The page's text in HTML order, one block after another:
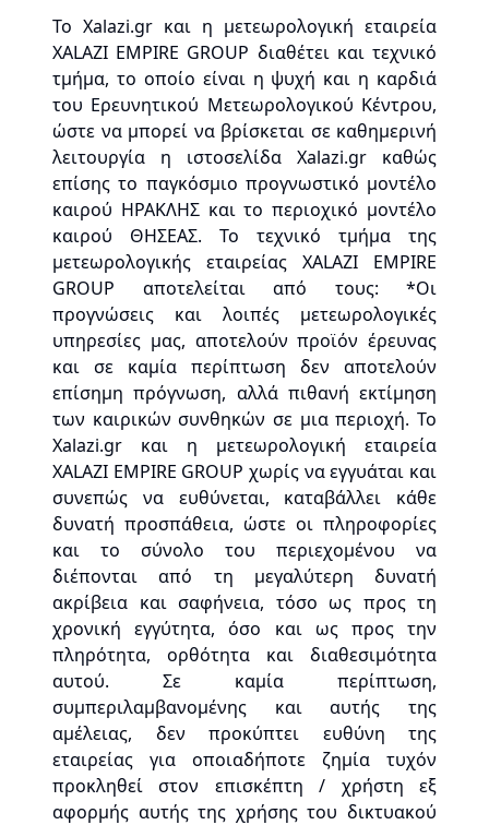
Το Xalazi.gr και η μετεωρολογική εταιρεία
XALAZI EMPIRE GROUP διαθέτει και τεχνικό
τμήμα, το οποίο είναι η ψυχή και η καρδιά
του Ερευνητικού Μετεωρολογικού Κέντρου,
ώστε να μπορεί να βρίσκεται σε καθημερινή
λειτουργία η ιστοσελίδα Xalazi.gr καθώς
επίσης το παγκόσμιο προγνωστικό μοντέλο
καιρού ΗΡΑΚΛΗΣ και το περιοχικό μοντέλο
καιρού ΘΗΣΕΑΣ. Το τεχνικό τμήμα της
μετεωρολογικής εταιρείας XALAZI EMPIRE
GROUP αποτελείται από τους: *Οι
προγνώσεις και λοιπές μετεωρολογικές
υπηρεσίες μας, αποτελούν προϊόν έρευνας
και σε καμία περίπτωση δεν αποτελούν
επίσημη πρόγνωση, αλλά πιθανή εκτίμηση
των καιρικών συνθηκών σε μια περιοχή. Το
Χalazi.gr και η μετεωρολογική εταιρεία
XALAZI EMPIRE GROUP χωρίς να εγγυάται και
συνεπώς να ευθύνεται, καταβάλλει κάθε
δυνατή προσπάθεια, ώστε οι πληροφορίες
και το σύνολο του περιεχομένου να
διέπονται από τη μεγαλύτερη δυνατή
ακρίβεια και σαφήνεια, τόσο ως προς τη
χρονική εγγύτητα, όσο και ως προς την
πληρότητα, ορθότητα και διαθεσιμότητα
αυτού. Σε καμία περίπτωση,
συμπεριλαμβανομένης και αυτής της
αμέλειας, δεν προκύπτει ευθύνη της
εταιρείας για οποιαδήποτε ζημία τυχόν
προκληθεί στον επισκέπτη / χρήστη εξ
αφορμής αυτής της χρήσης του δικτυακού